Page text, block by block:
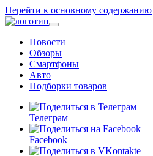
Перейти к основному содержанию
Новости
Обзоры
Смартфоны
Авто
Подборки товаров
Телеграм
Facebook